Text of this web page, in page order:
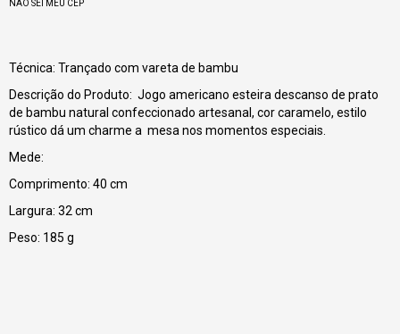
NÃO SEI MEU CEP
Técnica: Trançado com vareta de bambu
Descrição do Produto: Jogo americano esteira descanso de prato
de bambu natural confeccionado artesanal, cor caramelo, estilo
rústico dá um charme a mesa nos momentos especiais.
Mede:
Comprimento: 40 cm
Largura: 32 cm
Peso: 185 g